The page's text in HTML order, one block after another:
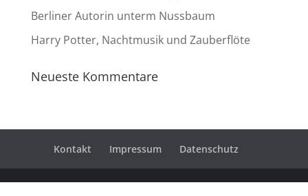
Berliner Autorin unterm Nussbaum
Harry Potter, Nachtmusik und Zauberflöte
Neueste Kommentare
Kontakt Impressum Datenschutz